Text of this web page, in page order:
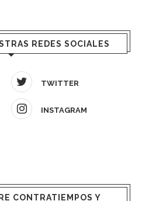
REDES SOCIALES
TWITTER
INSTAGRAM
CONTRATIEMPOS Y